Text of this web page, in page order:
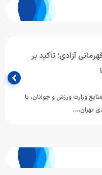
آزادی؛ تأکید بر
وزارت ورزش و جوانان، با
تهران،…